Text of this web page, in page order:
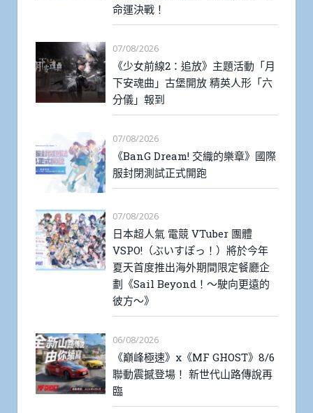
命運決戰！
07/08/2026
《少女前線2：追放》主題活動「月
下安魂曲」古堡開放 精英人形「六
分儀」報到
07/08/2026
《BanG Dream! 交織的樂章》國際
服封閉測試正式開跑
07/08/2026
日本超人氣 電競 VTuber 團體
VSPO!（ぶいすぽっ！）將於今年
夏天首度推出海外期間限定餐廳企
劃《Sail Beyond！～駛向更遠的
彼方～》
06/08/2026
《巔峰極速》x《MF GHOST》8/6
聯動震撼登場！ 新世代山路傳說再
臨